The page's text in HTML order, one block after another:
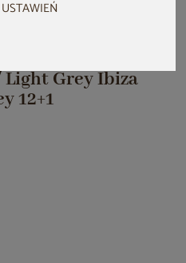
Light Grey Ibiza
12+1